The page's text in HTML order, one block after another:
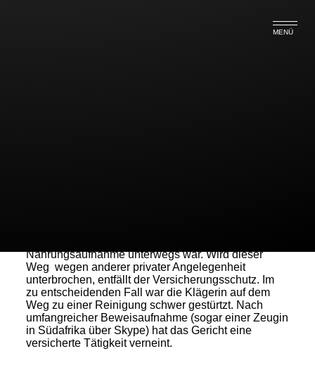
MENÜ
Nahrungsaufnahme unterwegs war. Wird dieser
Weg wegen anderer privater Angelegenheit
unterbrochen, entfällt der Versicherungsschutz. Im
zu entscheidenden Fall war die Klägerin auf dem
Weg zu einer Reinigung schwer gestürtzt. Nach
umfangreicher Beweisaufnahme (sogar einer Zeugin
in Südafrika über Skype) hat das Gericht eine
versicherte Tätigkeit verneint.